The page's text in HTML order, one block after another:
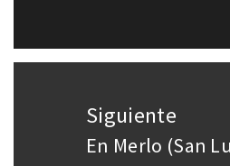
Siguiente
En Merlo (San